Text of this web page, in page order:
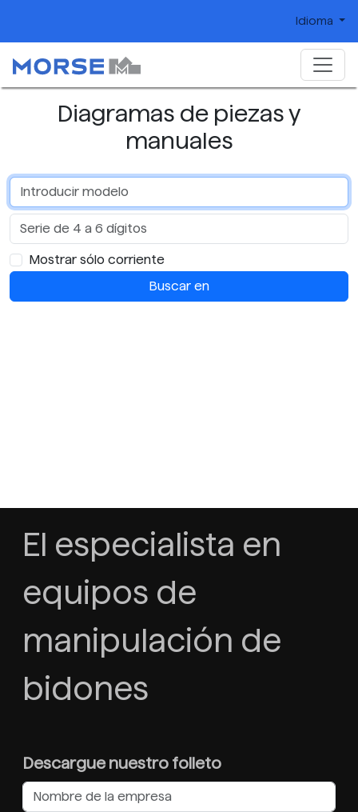
Idioma
Diagramas de piezas y
manuales
Mostrar sólo corriente
Buscar en
El especialista en
equipos de
manipulación de
bidones
Descargue nuestro folleto